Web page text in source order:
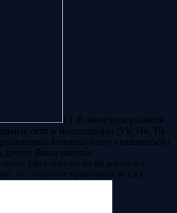
13. В этом поле укажите
сети и мессенджеры (Vk, Ok, Tik-
которые клиенты могут связываться с
другие Ваши работы.
здесь ссылку на видео своих
vk, облачное хранилище и т.д.)